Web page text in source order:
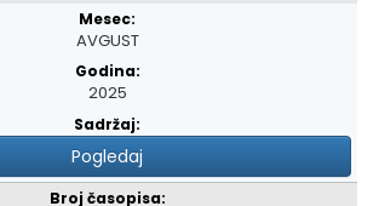
AVGUST
2025
Pogledaj